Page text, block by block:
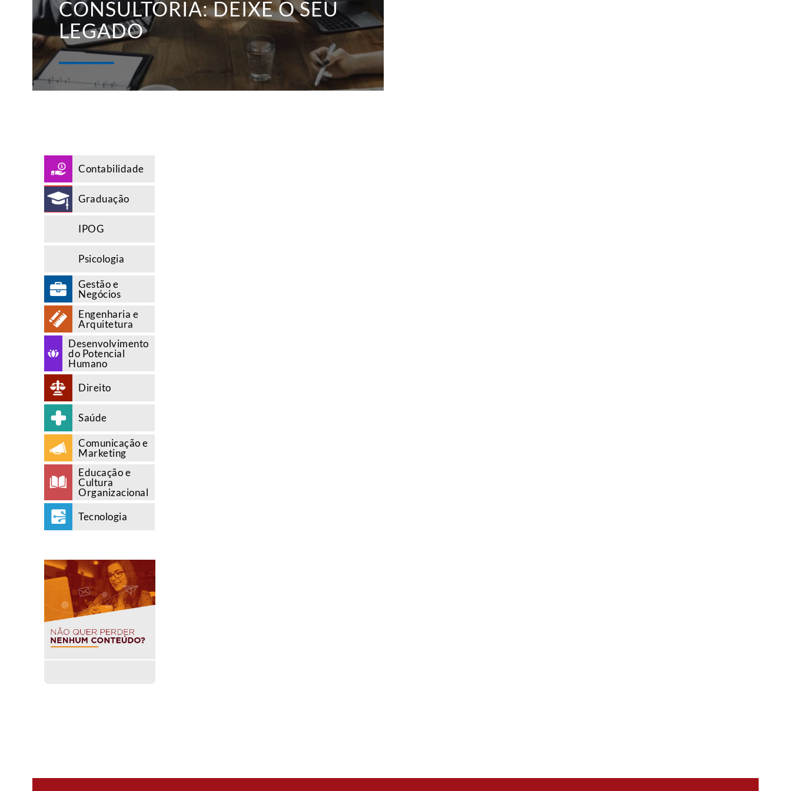
CONSULTORIA: DEIXE O SEU
LEGADO
Contabilidade
Graduação
IPOG
Psicologia
Gestão e
Negócios
Engenharia e
Arquitetura
Desenvolvimento
do Potencial
Humano
Direito
Saúde
Comunicação e
Marketing
Educação e
Cultura
Organizacional
Tecnologia